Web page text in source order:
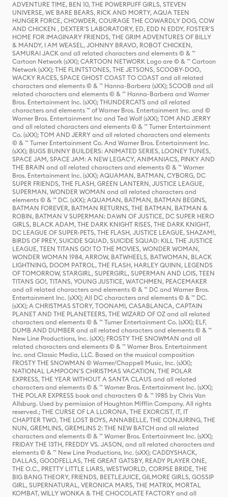
ADVENTURE TIME, BEN 10, THE POWERPUFF GIRLS, STEVEN
UNIVERSE, WE BARE BEARS, RICK AND MORTY, AQUA TEEN
HUNGER FORCE, CHOWDER, COURAGE THE COWARDLY DOG, COW
AND CHICKEN , DEXTER'S LABORATORY, ED, EDD N EDDY, FOSTER'S
HOME FOR IMAGINARY FRIENDS, THE GRIM ADVENTURES OF BILLY
& MANDY, I AM WEASEL, JOHNNY BRAVO, ROBOT CHICKEN,
SAMURAI JACK and all related characters and elements © & ™
Cartoon Network (sXX); CARTOON NETWORK Logo are © & ™ Cartoon
Network (sXX); THE FLINTSTONES, THE JETSONS, SCOOBY-DOO,
WACKY RACES, SPACE GHOST COAST TO COAST and all related
characters and elements © & ™ Hanna-Barbera (sXX); SCOOB and all
related characters and elements © & ™ Hanna-Barbera and Warner
Bros. Entertainment Inc. (sXX); THUNDERCATS and all related
characters and elements ™ of Warner Bros. Entertainment Inc. and ©
Warner Bros. Entertainment Inc and Ted Wolf (sXX); TOM AND JERRY
and all related characters and elements © & ™ Turner Entertainment
Co. (sXX); TOM AND JERRY and all related characters and elements
© & ™ Turner Entertainment Co. And Warner Bros. Entertainment Inc.
(sXX); BUGS BUNNY BUILDERS: ANIMATED SERIES, LOONEY TUNES,
SPACE JAM, SPACE JAM: A NEW LEGACY, ANIMANIACS, PINKY AND
THE BRAIN and all related characters and elements © & ™ Warner
Bros. Entertainment Inc. (sXX); AQUAMAN, BATMAN, CYBORG, DC
SUPER FRIENDS, THE FLASH, GREEN LANTERN, JUSTICE LEAGUE,
SUPERMAN, WONDER WOMAN and all related characters and
elements © & ™ DC. (sXX); AQUAMAN, BATMAN, BATMAN BEGINS,
BATMAN FOREVER, BATMAN RETURNS, THE BATMAN, BATMAN &
ROBIN, BATMAN V SUPERMAN: DAWN OF JUSTICE, DC SUPER HERO
GIRLS, BLACK ADAM, THE DARK KNIGHT RISES, THE DARK KNIGHT,
DC LEAGUE OF SUPER-PETS, THE FLASH, JUSTICE LEAGUE, SHAZAM!,
BIRDS OF PREY, SUICIDE SQUAD, SUICIDE SQUAD: KILL THE JUSTICE
LEAGUE, TEEN TITANS GO! TO THE MOVIES, WONDER WOMAN,
WONDER WOMAN 1984, ARROW, BATWHEELS, BATWOMAN, BLACK
LIGHTNING, DOOM PATROL, THE FLASH, HARLEY QUINN, LEGENDS
OF TOMORROW, STARGIRL, SUPERGIRL, SUPERMAN AND LOIS, TEEN
TITANS GO!, TITANS, YOUNG JUSTICE, WATCHMEN, PEACEMAKER
and all related characters and elements © & ™ DC and Warner Bros.
Entertainment Inc. (sXX); All DC characters and elements © & ™ DC.
(sXX); A CHRISTMAS STORY, TOONAMI, CASABLANCA, CAPTAIN
PLANET AND THE PLANETEERS, THE WIZARD OF OZ and all related
characters and elements © & ™ Turner Entertainment Co. (sXX); ELF,
DUMB AND DUMBER and all related characters and elements © & ™
New Line Productions, Inc. (sXX); FROSTY THE SNOWMAN and all
related characters and elements © & ™ Warner Bros. Entertainment
Inc. and Classic Media, LLC. Based on the musical composition
FROSTY THE SNOWMAN © Warner/Chappell Music, Inc. (sXX);
NATIONAL LAMPOON'S CHRISTMAS VACATION, THE POLAR
EXPRESS, THE YEAR WITHOUT A SANTA CLAUS and all related
characters and elements © & ™ Warner Bros. Entertainment Inc. (sXX);
THE POLAR EXPRESS book and characters © & ™ 1985 by Chris Van
Allsburg. Used by permission of Houghton Mifflin Company. All rights
reserved.; THE CURSE OF LA LLORONA, THE EXORCIST, IT, IT
CHAPTER TWO, THE LOST BOYS, ANNABELLE, THE CONJURING, THE
NUN, GREMLINS, GREMLINS 2: THE NEW BATCH and all related
characters and elements © & ™ Warner Bros. Entertainment Inc. (sXX);
FRIDAY THE 13TH, FREDDY VS. JASON, and all related characters and
elements © & ™ New Line Productions, Inc. (sXX); CADDYSHACK,
DALLAS, GOODFELLAS, THE GREAT GATSBY, READY PLAYER ONE,
THE O.C., PRETTY LITTLE LIARS, WESTWORLD, CORPSE BRIDE, THE
BIG BANG THEORY, FRIENDS, BEETLEJUICE, GILMORE GIRLS, GOSSIP
GIRL, SUPERNATURAL, VERONICA MARS, THE MATRIX, MORTAL
KOMBAT, WILLY WONKA & THE CHOCOLATE FACTORY and all